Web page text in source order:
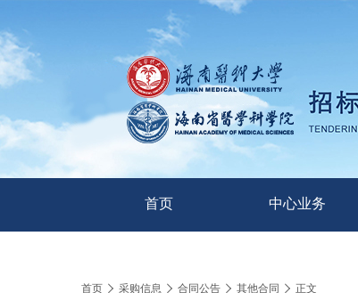
首页 中心业务
导
首页  采购信息  合同公告  其他合同  正文